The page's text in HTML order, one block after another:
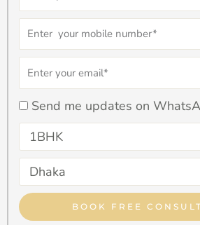
Number
Email
checkbox
Send me updates on
Select
Property
Type
Select
Property
Type
BOOK FREE